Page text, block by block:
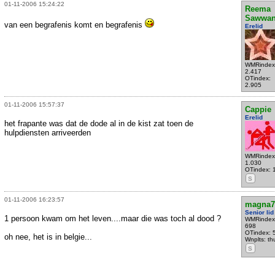
01-11-2006 15:24:22
Reema
Erelid
2.417
OTindex:
2.905
van een begrafenis komt en begrafenis
01-11-2006 15:57:37
Cappie
Erelid
1.030
OTindex:
S
het frapante was dat de dode al in de kist zat toen de
hulpdiensten arriveerden
01-11-2006 16:23:57
Senior lid
698
OTindex:
Wnplts:
S
1 persoon kwam om het leven....maar die was toch al dood ?
oh nee, het is in belgie...